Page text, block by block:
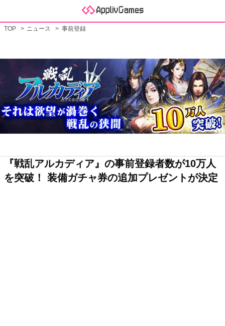
TOP ニュース 事前登録
『戦乱アルカディア』の事前登録者数が10万人
を突破！ 装備ガチャ券の追加プレゼントが決定